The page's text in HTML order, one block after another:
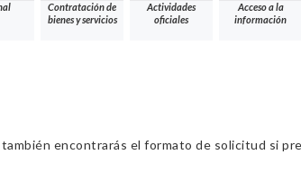
Contratación de
bienes y servicios
Actividades
oficiales
Acceso a la
información
encontrarás el formato de solicitud si